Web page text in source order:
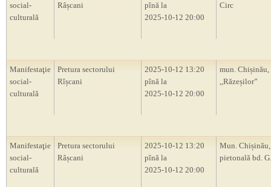
social-
culturală
Râșcani
pînă la
2025-10-12 20:00
Circ
Manifestaţie
social-
culturală
Pretura sectorului
Rîșcani
2025-10-12 13:20
pînă la
2025-10-12 20:00
mun. Chișinău,
,,Răzeșilor”
Manifestaţie
social-
culturală
Pretura sectorului
Râșcani
2025-10-12 13:20
pînă la
2025-10-12 20:00
Mun.
pietonală bd.